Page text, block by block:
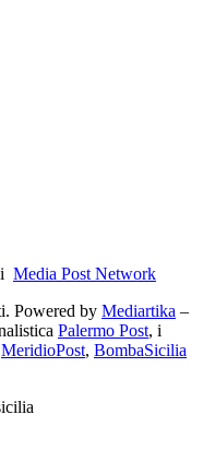
Media Post Network
Powered by Mediartika –
Palermo Post, i
MeridioPost, BombaSicilia